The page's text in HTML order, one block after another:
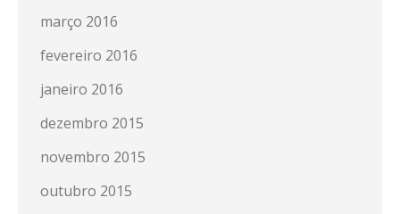
março 2016
fevereiro 2016
janeiro 2016
dezembro 2015
novembro 2015
outubro 2015